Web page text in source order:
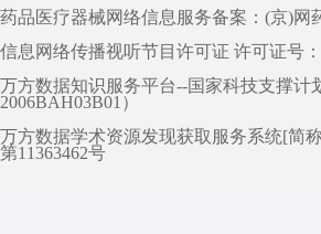
药品医疗器械网络信息服务备案：(京)网
信息网络传播视听节目许可证 许可证号：
万方数据知识服务平台--国家科技支撑计
2006BAH03B01）
万方数据学术资源发现获取服务系统[简
第11363462号